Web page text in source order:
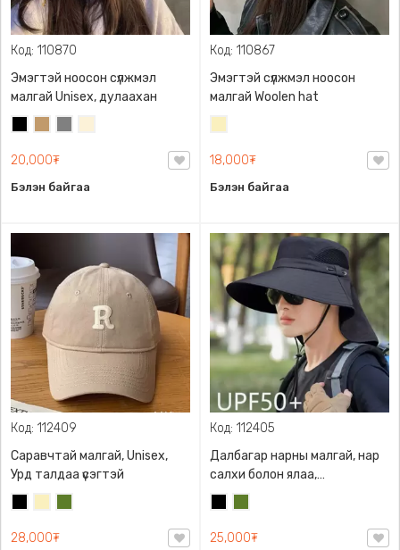
Код: 110870
Эмэгтэй ноосон сүлжмэл
малгай Unisex, дулаахан
20,000₮
Бэлэн байгаа
Код: 110867
Эмэгтэй сүлжмэл ноосон
малгай Woolen hat
Блонд/
18,000₮
Бэлэн байгаа
Код: 112409
Саравчтай малгай, Unisex,
Урд талдаа үсэгтэй
Блонд/
28,000₮
Код: 112405
Далбагар нарны малгай, нар
салхи болон ялаа,
шумуулнааас хамгаална
25,000₮